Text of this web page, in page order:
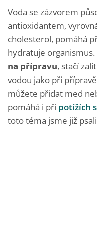
Voda se zázvorem
antioxidantem,
cholesterol, pomáhá
hydratuje organismus.
na přípravu, stačí
vodou jako při
můžete přidat med
pomáhá i při potížích
toto téma jsme již